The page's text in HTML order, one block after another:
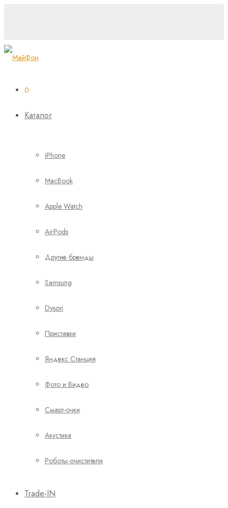
0
Каталог
iPhone
MacBook
Apple Watch
AirPods
Другие бренды
Samsung
Dyson
Приставки
Яндекс Станция
Фото и Видео
Смарт-очки
Акустика
Роботы-очистители
Trade-IN